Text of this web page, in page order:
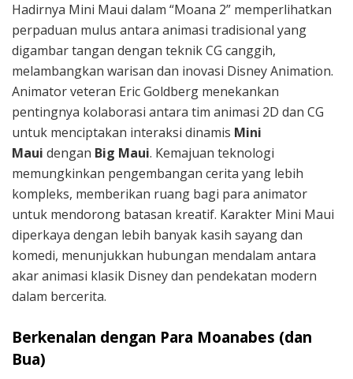
Hadirnya Mini Maui dalam “Moana 2” memperlihatkan
perpaduan mulus antara animasi tradisional yang
digambar tangan dengan teknik CG canggih,
melambangkan warisan dan inovasi Disney Animation.
Animator veteran Eric Goldberg menekankan
pentingnya kolaborasi antara tim animasi 2D dan CG
untuk menciptakan interaksi dinamis Mini
Maui dengan Big Maui. Kemajuan teknologi
memungkinkan pengembangan cerita yang lebih
kompleks, memberikan ruang bagi para animator
untuk mendorong batasan kreatif. Karakter Mini Maui
diperkaya dengan lebih banyak kasih sayang dan
komedi, menunjukkan hubungan mendalam antara
akar animasi klasik Disney dan pendekatan modern
dalam bercerita.
Berkenalan dengan Para Moanabes (dan
Bua)